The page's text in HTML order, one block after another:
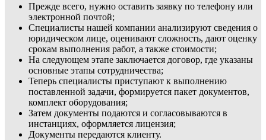
Прежде всего, нужно оставить заявку по телефону или
электронной почтой;
Специалисты нашей компании анализируют сведения о
юридическом лице, оценивают сложность, дают оценку
срокам выполнения работ, а также стоимости;
На следующем этапе заключается договор, где указаны
основные этапы сотрудничества;
Теперь специалисты приступают к выполнению
поставленной задачи, формируется пакет документов,
комплект оборудования;
Затем документы подаются и согласовываются в
инстанциях, оформляется лицензия;
Документы передаются клиенту.